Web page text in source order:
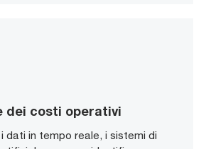
dei costi operativi
dati in tempo reale, i sistemi di